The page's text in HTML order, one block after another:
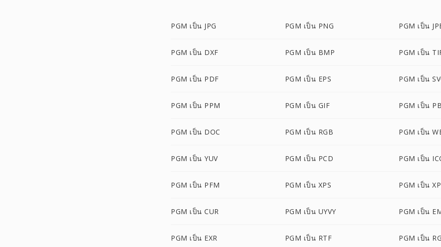
PGM เป็น JPG PGM เป็น PNG PGM เป็น
PGM เป็น DXF PGM เป็น BMP PGM เป็น
PGM เป็น PDF PGM เป็น EPS PGM เป็น
PGM เป็น PPM PGM เป็น GIF PGM เป็น
PGM เป็น DOC PGM เป็น RGB PGM เป็น
PGM เป็น YUV PGM เป็น PCD PGM เป็น
PGM เป็น PFM PGM เป็น XPS PGM เป็น
PGM เป็น CUR PGM เป็น UYVY PGM เป็น
PGM เป็น EXR PGM เป็น RTF PGM เป็น